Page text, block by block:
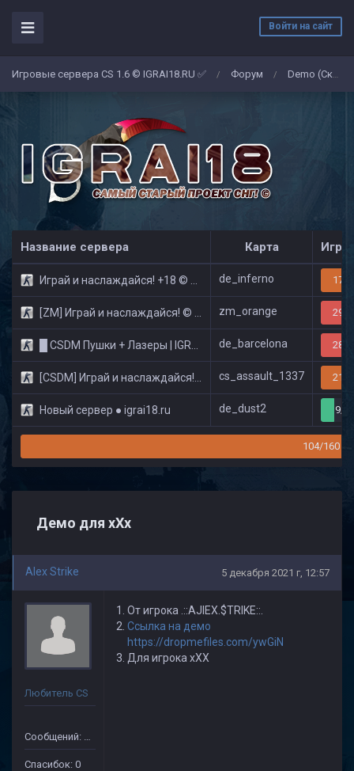
Войти на сайт
Игровые сервера CS 1.6 © IGRAI18.RU ✅ / Форум / Demo (Скриншоты)
Название сервера Карта
Играй и наслаждайся! +18 © Public de_inferno 17/
[ZM] Играй и наслаждайся! © Zombie Show zm_orange 29/
█ CSDM Пушки + Лазеры | IGRAI18.RU ツ █ de_barcelona 28/
[CSDM] Играй и наслаждайся! © Classic cs_assault_1337 21/
Новый сервер ● igrai18.ru de_dust2 9/
104/160
Демо для xXx
Alex Strike 5 декабря 2021 г, 12:57
Любитель CS
Сообщений: 24
Спасибок: 0
От игрока .::AJIEX.$TRIKE::.
Ссылка на демо
https://dropmefiles.com/ywGiN
Для игрока xXX